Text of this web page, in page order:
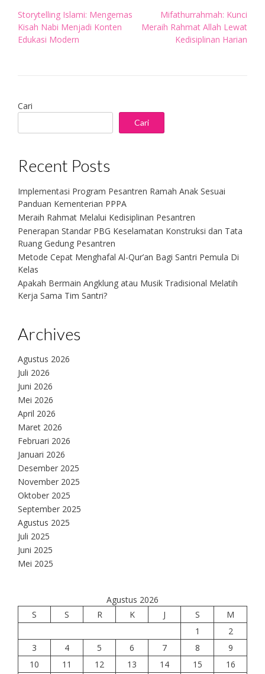
Post
navigation
Storytelling Islami: Mengemas
Kisah Nabi Menjadi Konten
Edukasi Modern
Mifathurrahmah: Kunci
Meraih Rahmat Allah Lewat
Kedisiplinan Harian
Cari
Cari
Recent Posts
Implementasi Program Pesantren Ramah Anak Sesuai
Panduan Kementerian PPPA
Meraih Rahmat Melalui Kedisiplinan Pesantren
Penerapan Standar PBG Keselamatan Konstruksi dan Tata
Ruang Gedung Pesantren
Metode Cepat Menghafal Al-Qur’an Bagi Santri Pemula Di
Kelas
Apakah Bermain Angklung atau Musik Tradisional Melatih
Kerja Sama Tim Santri?
Archives
Agustus 2026
Juli 2026
Juni 2026
Mei 2026
April 2026
Maret 2026
Februari 2026
Januari 2026
Desember 2025
November 2025
Oktober 2025
September 2025
Agustus 2025
Juli 2025
Juni 2025
Mei 2025
Agustus 2026
S
S R K J S
M
1
2
3
4 5 6 7 8
9
10
11 12 13 14 15
16